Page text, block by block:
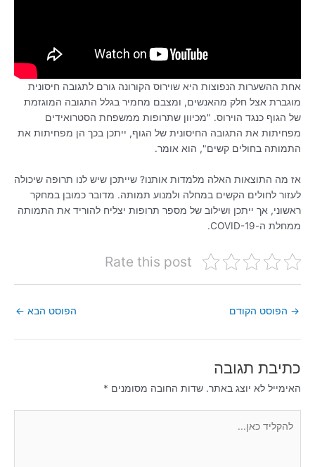
אחת ההשערות הנפוצות היא שוירוס הקורונה גורם לתגובה חיסונית
מוגברת אצל חלק מהאנשים, ומצבם מחמיר בגלל התגובה המוגזמת
של הגוף כנגד הוירוס. "מכיוון שתרופות ממשפחת הסטרואידים
מפחיתות את התגובה החיסונית של הגוף, ייתכן בכך הן מפחיתות את
התמותה בחולים קשים", הוא אומר.
אז מה התוצאות האלה מלמדות אותנו? שייתכן שיש לנו תרופה שיכולה
לעזור לחולים הקשים במחלה ולמנוע תמותה. מדובר כמובן במחקר
ראשוני, אך ייתכן ושילוב של מספר תרופות יצליח להוריד את התמותה
ממחלת ה-COVID-19.
Rate this post
→ הפוסט הקודם הפוסט הבא ←
כתיבת תגובה
האימייל לא יוצג באתר. שדות החובה מסומנים *
כאן...